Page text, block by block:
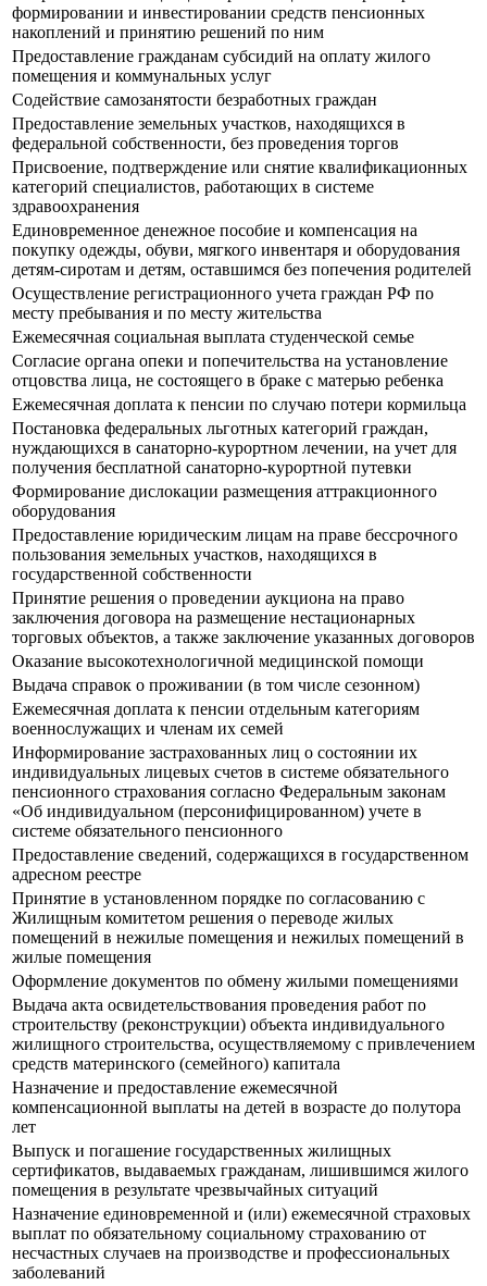
формировании и инвестировании средств пенсионных
накоплений и принятию решений по ним
Предоставление гражданам субсидий на оплату жилого
помещения и коммунальных услуг
Содействие самозанятости безработных граждан
Предоставление земельных участков, находящихся в
федеральной собственности, без проведения торгов
Присвоение, подтверждение или снятие квалификационных
категорий специалистов, работающих в системе
здравоохранения
Единовременное денежное пособие и компенсация на
покупку одежды, обуви, мягкого инвентаря и оборудования
детям-сиротам и детям, оставшимся без попечения родителей
Осуществление регистрационного учета граждан РФ по
месту пребывания и по месту жительства
Ежемесячная социальная выплата студенческой семье
Согласие органа опеки и попечительства на установление
отцовства лица, не состоящего в браке с матерью ребенка
Ежемесячная доплата к пенсии по случаю потери кормильца
Постановка федеральных льготных категорий граждан,
нуждающихся в санаторно-курортном лечении, на учет для
получения бесплатной санаторно-курортной путевки
Формирование дислокации размещения аттракционного
оборудования
Предоставление юридическим лицам на праве бессрочного
пользования земельных участков, находящихся в
государственной собственности
Принятие решения о проведении аукциона на право
заключения договора на размещение нестационарных
торговых объектов, а также заключение указанных договоров
Оказание высокотехнологичной медицинской помощи
Выдача справок о проживании (в том числе сезонном)
Ежемесячная доплата к пенсии отдельным категориям
военнослужащих и членам их семей
Информирование застрахованных лиц о состоянии их
индивидуальных лицевых счетов в системе обязательного
пенсионного страхования согласно Федеральным законам
«Об индивидуальном (персонифицированном) учете в
системе обязательного пенсионного
Предоставление сведений, содержащихся в государственном
адресном реестре
Принятие в установленном порядке по согласованию с
Жилищным комитетом решения о переводе жилых
помещений в нежилые помещения и нежилых помещений в
жилые помещения
Оформление документов по обмену жилыми помещениями
Выдача акта освидетельствования проведения работ по
строительству (реконструкции) объекта индивидуального
жилищного строительства, осуществляемому с привлечением
средств материнского (семейного) капитала
Назначение и предоставление ежемесячной
компенсационной выплаты на детей в возрасте до полутора
лет
Выпуск и погашение государственных жилищных
сертификатов, выдаваемых гражданам, лишившимся жилого
помещения в результате чрезвычайных ситуаций
Назначение единовременной и (или) ежемесячной страховых
выплат по обязательному социальному страхованию от
несчастных случаев на производстве и профессиональных
заболеваний